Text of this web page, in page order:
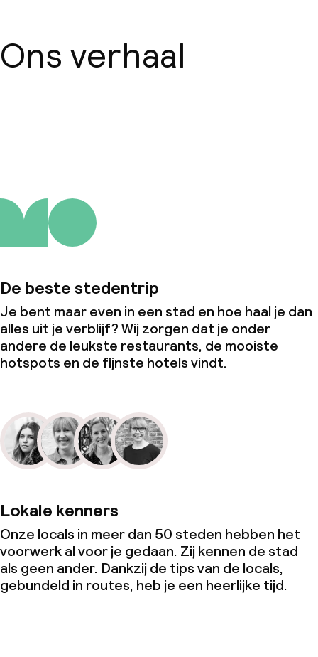
Ons verhaal
De beste stedentrip
Je bent maar even in een stad en hoe haal je dan
alles uit je verblijf? Wij zorgen dat je onder
andere de leukste restaurants, de mooiste
hotspots en de fijnste hotels vindt.
Lokale kenners
Onze locals in meer dan 50 steden hebben het
voorwerk al voor je gedaan. Zij kennen de stad
als geen ander. Dankzij de tips van de locals,
gebundeld in routes, heb je een heerlijke tijd.